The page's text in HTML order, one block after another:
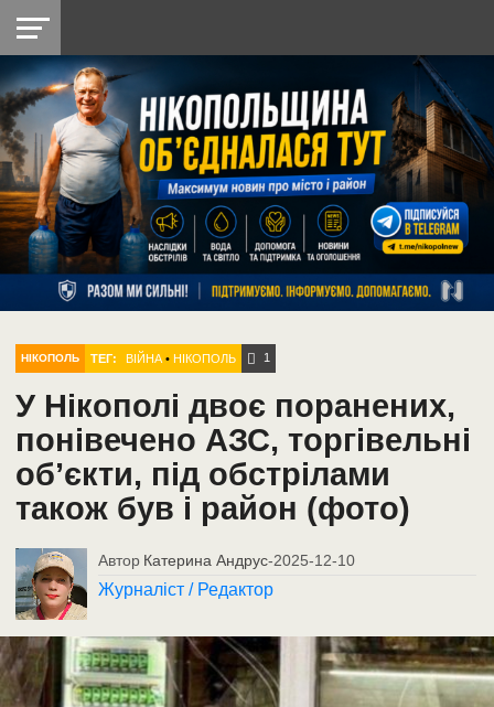
НІКОПОЛЬ
РАЙОН
СІЧЕСЛАВСЬКА
УКРАЇНА
РЕТРО
НІКОПОЛЬ
ЛАЙТ
УКРАЇНА
ДОПОМОГА
РАДІО
НІКОПОЛЬ ТЕГ: ВІЙНА •НІКОПОЛЬ 1
У Нікополі двоє поранених,
понівечено АЗС, торгівельні
об’єкти, під обстрілами
також був і район (фото)
Автор Катерина Андрус-2025-12-10
Журналіст / Редактор